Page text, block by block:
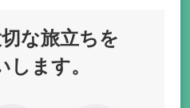
な旅立ちを
します。